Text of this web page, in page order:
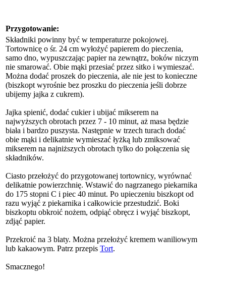
Przygotowanie:
Składniki powinny być w temperaturze pokojowej.
Tortownicę o śr. 24 cm wyłożyć papierem do pieczenia,
samo dno, wypuszczając papier na zewnątrz, boków niczym
nie smarować. Obie mąki przesiać przez sitko i wymieszać.
Można dodać proszek do pieczenia, ale nie jest to konieczne
(biszkopt wyrośnie bez proszku do pieczenia jeśli dobrze
ubijemy jajka z cukrem).
Jajka spienić, dodać cukier i ubijać mikserem na
najwyższych obrotach przez 7 - 10 minut, aż masa będzie
biała i bardzo puszysta. Następnie w trzech turach dodać
obie mąki i delikatnie wymieszać łyżką lub zmiksować
mikserem na najniższych obrotach tylko do połączenia się
składników.
Ciasto przełożyć do przygotowanej tortownicy, wyrównać
delikatnie powierzchnię. Wstawić do nagrzanego piekarnika
do 175 stopni C i piec 40 minut. Po upieczeniu biszkopt od
razu wyjąć z piekarnika i całkowicie przestudzić. Boki
biszkoptu obkroić nożem, odpiąć obręcz i wyjąć biszkopt,
zdjąć papier.
Przekroić na 3 blaty. Można przełożyć kremem waniliowym
lub kakaowym. Patrz przepis Tort.
Smacznego!